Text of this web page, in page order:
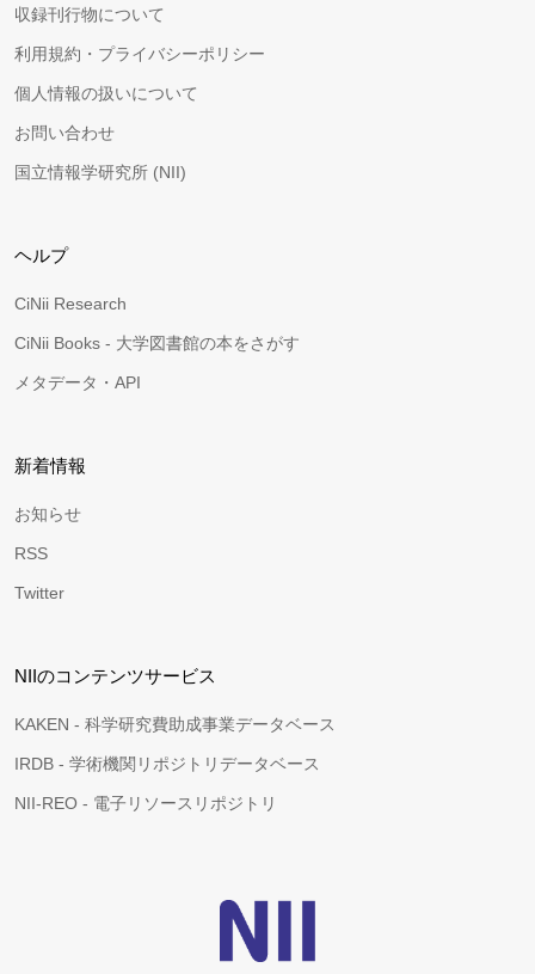
収録刊行物について
利用規約・プライバシーポリシー
個人情報の扱いについて
お問い合わせ
国立情報学研究所 (NII)
ヘルプ
CiNii Research
CiNii Books - 大学図書館の本をさがす
メタデータ・API
新着情報
お知らせ
RSS
Twitter
NIIのコンテンツサービス
KAKEN - 科学研究費助成事業データベース
IRDB - 学術機関リポジトリデータベース
NII-REO - 電子リソースリポジトリ